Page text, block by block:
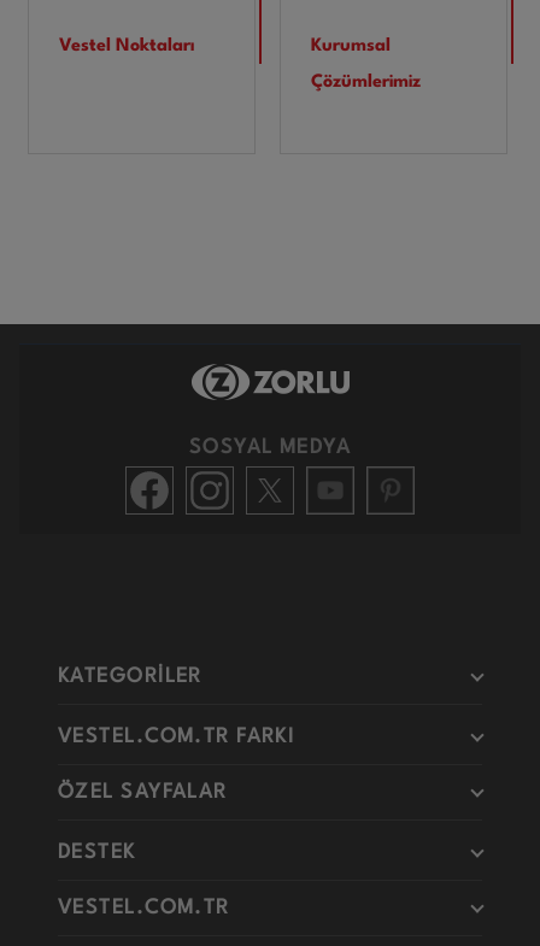
Vestel Noktaları
Kurumsal
Çözümlerimiz
SOSYAL MEDYA
KATEGORİLER
VESTEL.COM.TR FARKI
ÖZEL SAYFALAR
DESTEK
VESTEL.COM.TR